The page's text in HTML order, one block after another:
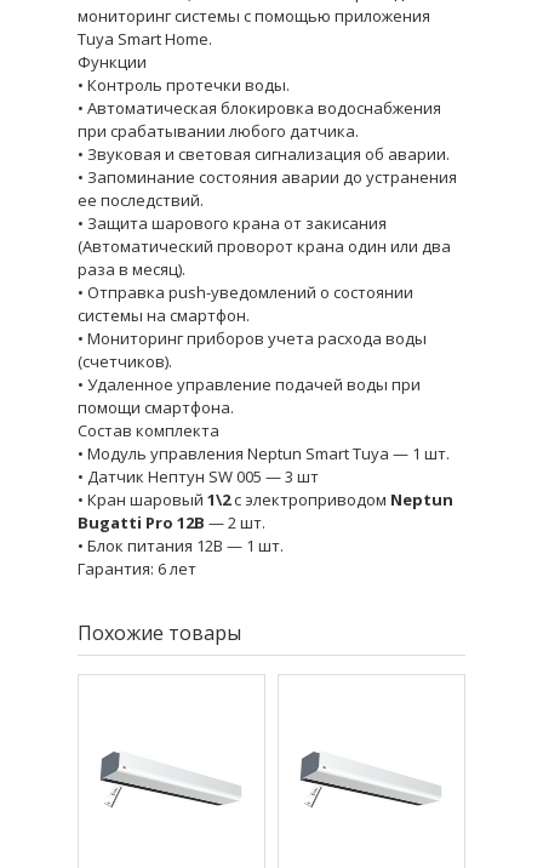
мониторинг системы с помощью приложения
Tuya Smart Home.
Функции
• Контроль протечки воды.
• Автоматическая блокировка водоснабжения
при срабатывании любого датчика.
• Звуковая и световая сигнализация об аварии.
• Запоминание состояния аварии до устранения
ее последствий.
• Защита шарового крана от закисания
(Автоматический проворот крана один или два
раза в месяц).
• Отправка push-уведомлений о состоянии
системы на смартфон.
• Мониторинг приборов учета расхода воды
(счетчиков).
• Удаленное управление подачей воды при
помощи смартфона.
Состав комплекта
• Модуль управления Neptun Smart Tuya — 1 шт.
• Датчик Нептун SW 005 — 3 шт
• Кран шаровый 1\2с электроприводом Neptun
Bugatti Pro 12В — 2 шт.
• Блок питания 12В — 1 шт.
Гарантия: 6 лет
Похожие товары